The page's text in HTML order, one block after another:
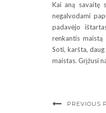
Kai aną savaitę
negalvodami
padavėjo
renkantis
Soti, karšta,
maistas. Grįžusi
PREVIOUS